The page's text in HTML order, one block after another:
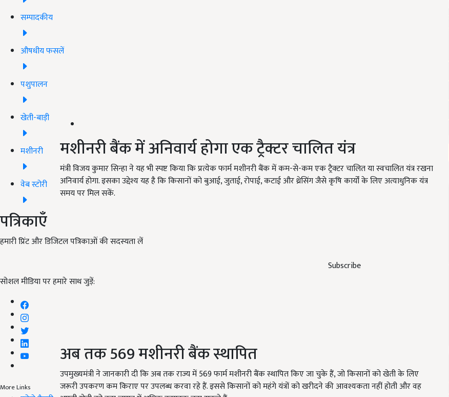
सम्पादकीय
औषधीय फसलें
पशुपालन
खेती-बाड़ी
मशीनरी
वेब स्टोरी
पत्रिकाएँ
हमारी प्रिंट और डिजिटल पत्रिकाओं की सदस्यता लें
Subscribe
सोशल मीडिया पर हमारे साथ जुड़ें:
More Links
मशीनरी बैंक में अनिवार्य होगा एक ट्रैक्टर चालित यंत्र
मंत्री विजय कुमार सिन्हा ने यह भी स्पष्ट किया कि प्रत्येक फार्म मशीनरी बैंक में कम-से-कम एक ट्रैक्टर चालित या स्वचालित यंत्र रखना
अनिवार्य होगा. इसका उद्देश्य यह है कि किसानों को बुआई, जुताई, रोपाई, कटाई और थ्रेसिंग जैसे कृषि कार्यों के लिए अत्याधुनिक यंत्र
समय पर मिल सकें.
अब तक 569 मशीनरी बैंक स्थापित
उपमुख्यमंत्री ने जानकारी दी कि अब तक राज्य में 569 फार्म मशीनरी बैंक स्थापित किए जा चुके हैं, जो किसानों को खेती के लिए
जरूरी उपकरण कम किराए पर उपलब्ध करवा रहे हैं. इससे किसानों को महंगे यंत्रों को खरीदने की आवश्यकता नहीं होती और वह